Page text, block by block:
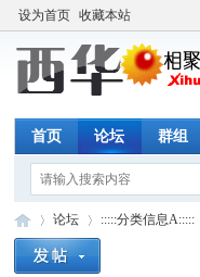
设为首页 收藏本站
首页 论坛 群组
论坛 :::::分类信息A:::::